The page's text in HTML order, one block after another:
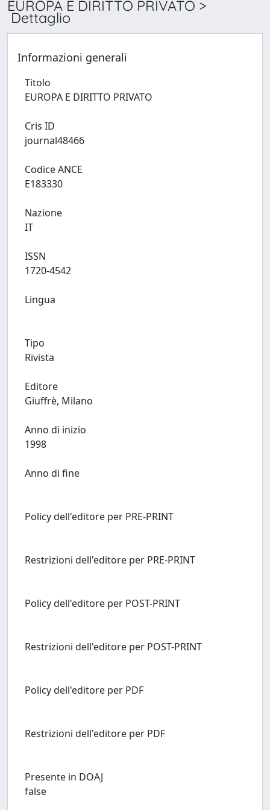
EUROPA E DIRITTO PRIVATO >
Dettaglio
Informazioni generali
Titolo
Cris ID
Codice ANCE
Nazione
ISSN
Lingua
Tipo
Rivista
Editore
Anno di inizio
Anno di fine
Policy dell'editore per PRE-PRINT
Restrizioni dell'editore per PRE-PRINT
Policy dell'editore per POST-PRINT
Restrizioni dell'editore per POST-PRINT
Policy dell'editore per PDF
Restrizioni dell'editore per PDF
Presente in DOAJ